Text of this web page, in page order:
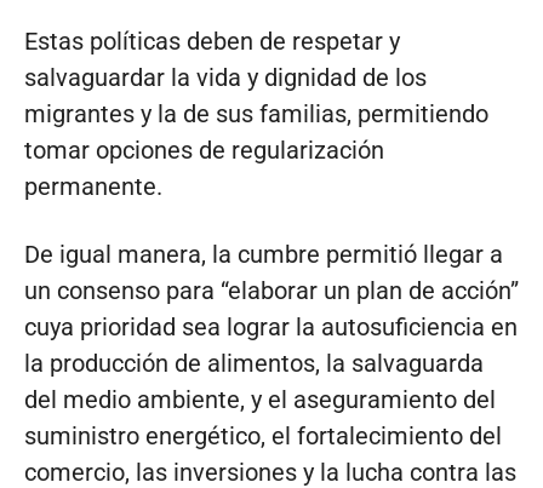
Estas políticas deben de respetar y
salvaguardar la vida y dignidad de los
migrantes y la de sus familias, permitiendo
tomar opciones de regularización
permanente.
De igual manera, la cumbre permitió llegar a
un consenso para “elaborar un plan de acción”
cuya prioridad sea lograr la autosuficiencia en
la producción de alimentos, la salvaguarda
del medio ambiente, y el aseguramiento del
suministro energético, el fortalecimiento del
comercio, las inversiones y la lucha contra las